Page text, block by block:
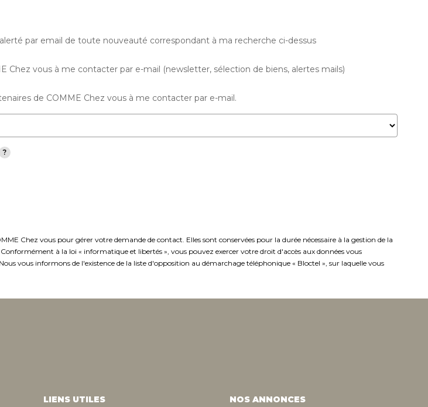
par email de toute nouveauté correspondant à ma recherche ci-dessus
Chez vous à me contacter par e-mail (newsletter, sélection de biens, alertes mails)
de COMME Chez vous à me contacter par e-mail.
Chez vous pour gérer votre demande de contact. Elles sont conservées pour la durée nécessaire à la gestion de la
à la loi « informatique et libertés », vous pouvez exercer votre droit d'accès aux données vous
vous informons de l'existence de la liste d'opposition au démarchage téléphonique « Bloctel », sur laquelle vous
LIENS UTILES NOS ANNONCES